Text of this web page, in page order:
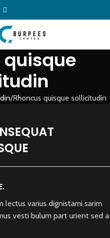
quisque
Rhoncus quisque sollicitudin
varius dignistami sarim
vesti bulum part urient sed a